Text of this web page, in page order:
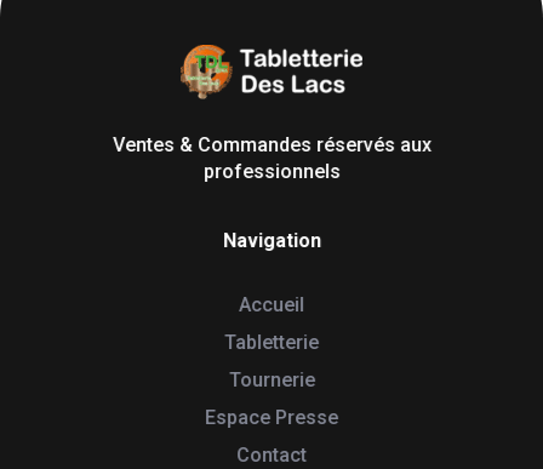
Ventes & Commandes réservés aux
professionnels
Navigation
Accueil
Tabletterie
Tournerie
Espace Presse
Contact